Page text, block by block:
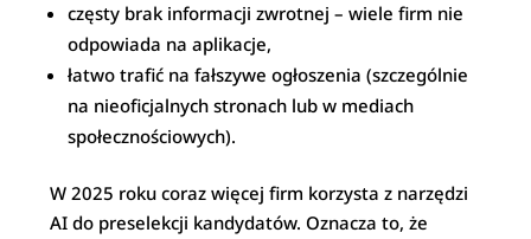
częsty brak informacji zwrotnej – wiele firm nie
odpowiada na aplikacje,
łatwo trafić na fałszywe ogłoszenia (szczególnie
na nieoficjalnych stronach lub w mediach
społecznościowych).
W 2025 roku coraz więcej firm korzysta z narzędzi
AI do preselekcji kandydatów. Oznacza to, że